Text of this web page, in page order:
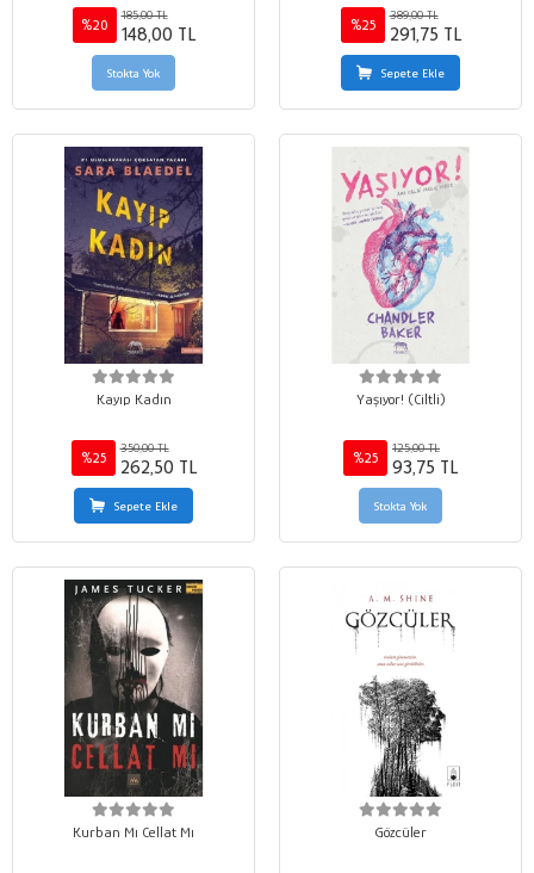
%20
185,00 TL
148,00 TL
Stokta Yok
%25
389,00 TL
291,75 TL
Sepete Ekle
Kayıp Kadın
%25
350,00 TL
262,50 TL
Sepete Ekle
Yaşıyor! (Ciltli)
%25
125,00 TL
93,75 TL
Stokta Yok
Kurban Mı Cellat Mı Gözcüler